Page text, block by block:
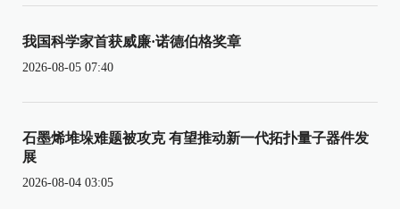
我国科学家首获威廉·诺德伯格奖章
2026-08-05 07:40
石墨烯堆垛难题被攻克 有望推动新一代拓扑量子器件发
展
2026-08-04 03:05